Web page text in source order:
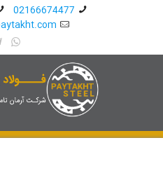
02166674477